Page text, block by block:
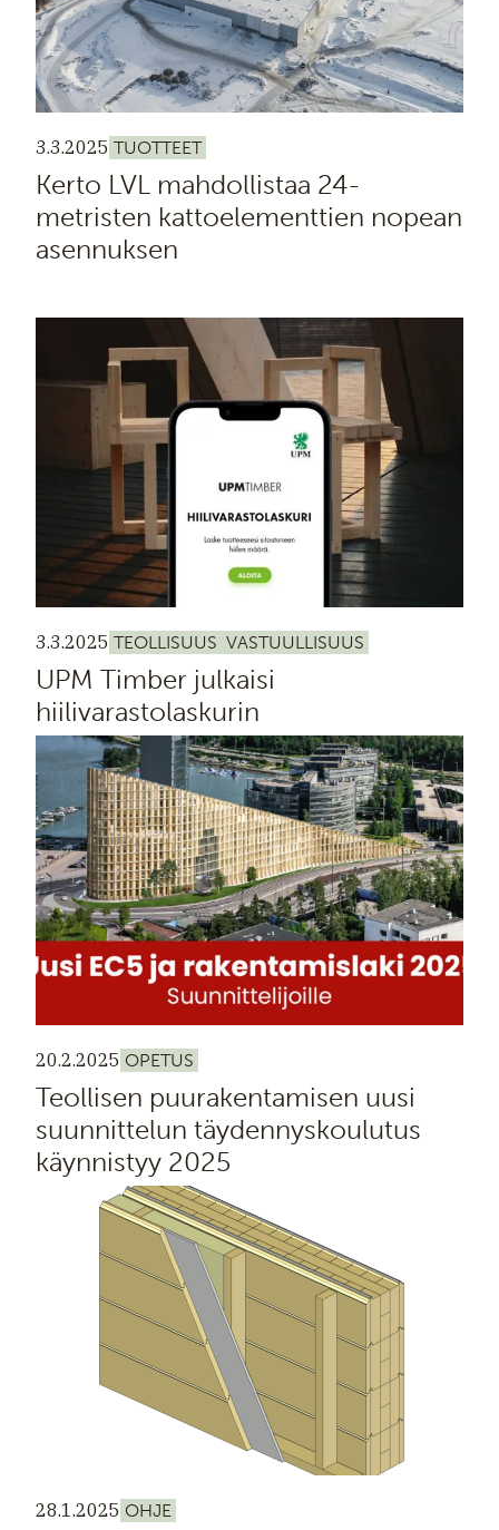
3.3.2025 TUOTTEET
Kerto LVL mahdollistaa 24-
metristen kattoelementtien nopean
asennuksen
3.3.2025 TEOLLISUUS VASTUULLISUUS
UPM Timber julkaisi
hiilivarastolaskurin
20.2.2025 OPETUS
Teollisen puurakentamisen uusi
suunnittelun täydennyskoulutus
käynnistyy 2025
28.1.2025 OHJE